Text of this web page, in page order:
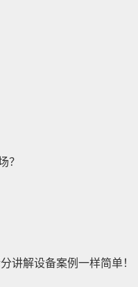
？
讲解设备案例一样简单！